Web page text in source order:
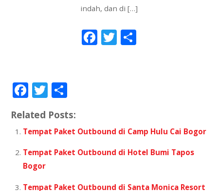
indah, dan di […]
F
k
T
F
ac
e
b
o
o
k
T
itt
er
ar
e
Related Posts:
Tempat Paket Outbound di Camp Hulu Cai Bogor
Tempat Paket Outbound di Hotel Bumi Tapos
Bogor
Tempat Paket Outbound di Santa Monica Resort